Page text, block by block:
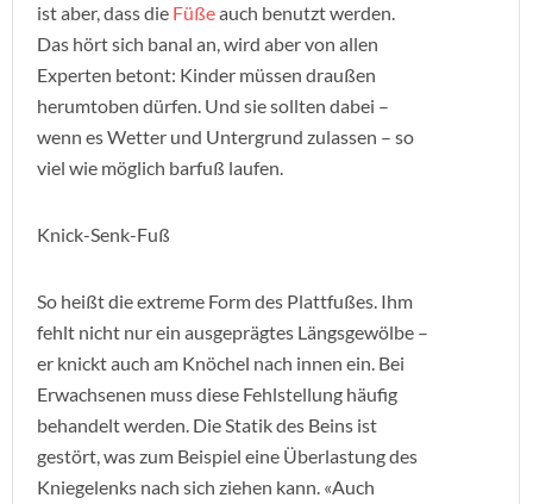
ist aber, dass die Füßeauch benutzt werden.
Das hört sich banal an, wird aber von allen
Experten betont: Kinder müssen draußen
herumtoben dürfen. Und sie sollten dabei –
wenn es Wetter und Untergrund zulassen – so
viel wie möglich barfuß laufen.
Knick-Senk-Fuß
So heißt die extreme Form des Plattfußes. Ihm
fehlt nicht nur ein ausgeprägtes Längsgewölbe –
er knickt auch am Knöchel nach innen ein. Bei
Erwachsenen muss diese Fehlstellung häufig
behandelt werden. Die Statik des Beins ist
gestört, was zum Beispiel eine Überlastung des
Kniegelenks nach sich ziehen kann. «Auch